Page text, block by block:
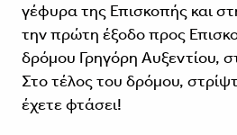
γέφυρα της Επισκοπής και
την πρώτη έξοδο προς
δρόμου Γρηγόρη Αυξεντίου,
Στο τέλος του δρόμου,
έχετε φτάσει!